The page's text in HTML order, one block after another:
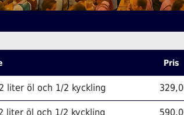
Pris
liter öl och 1/2 kyckling
liter öl och 1/2 kyckling